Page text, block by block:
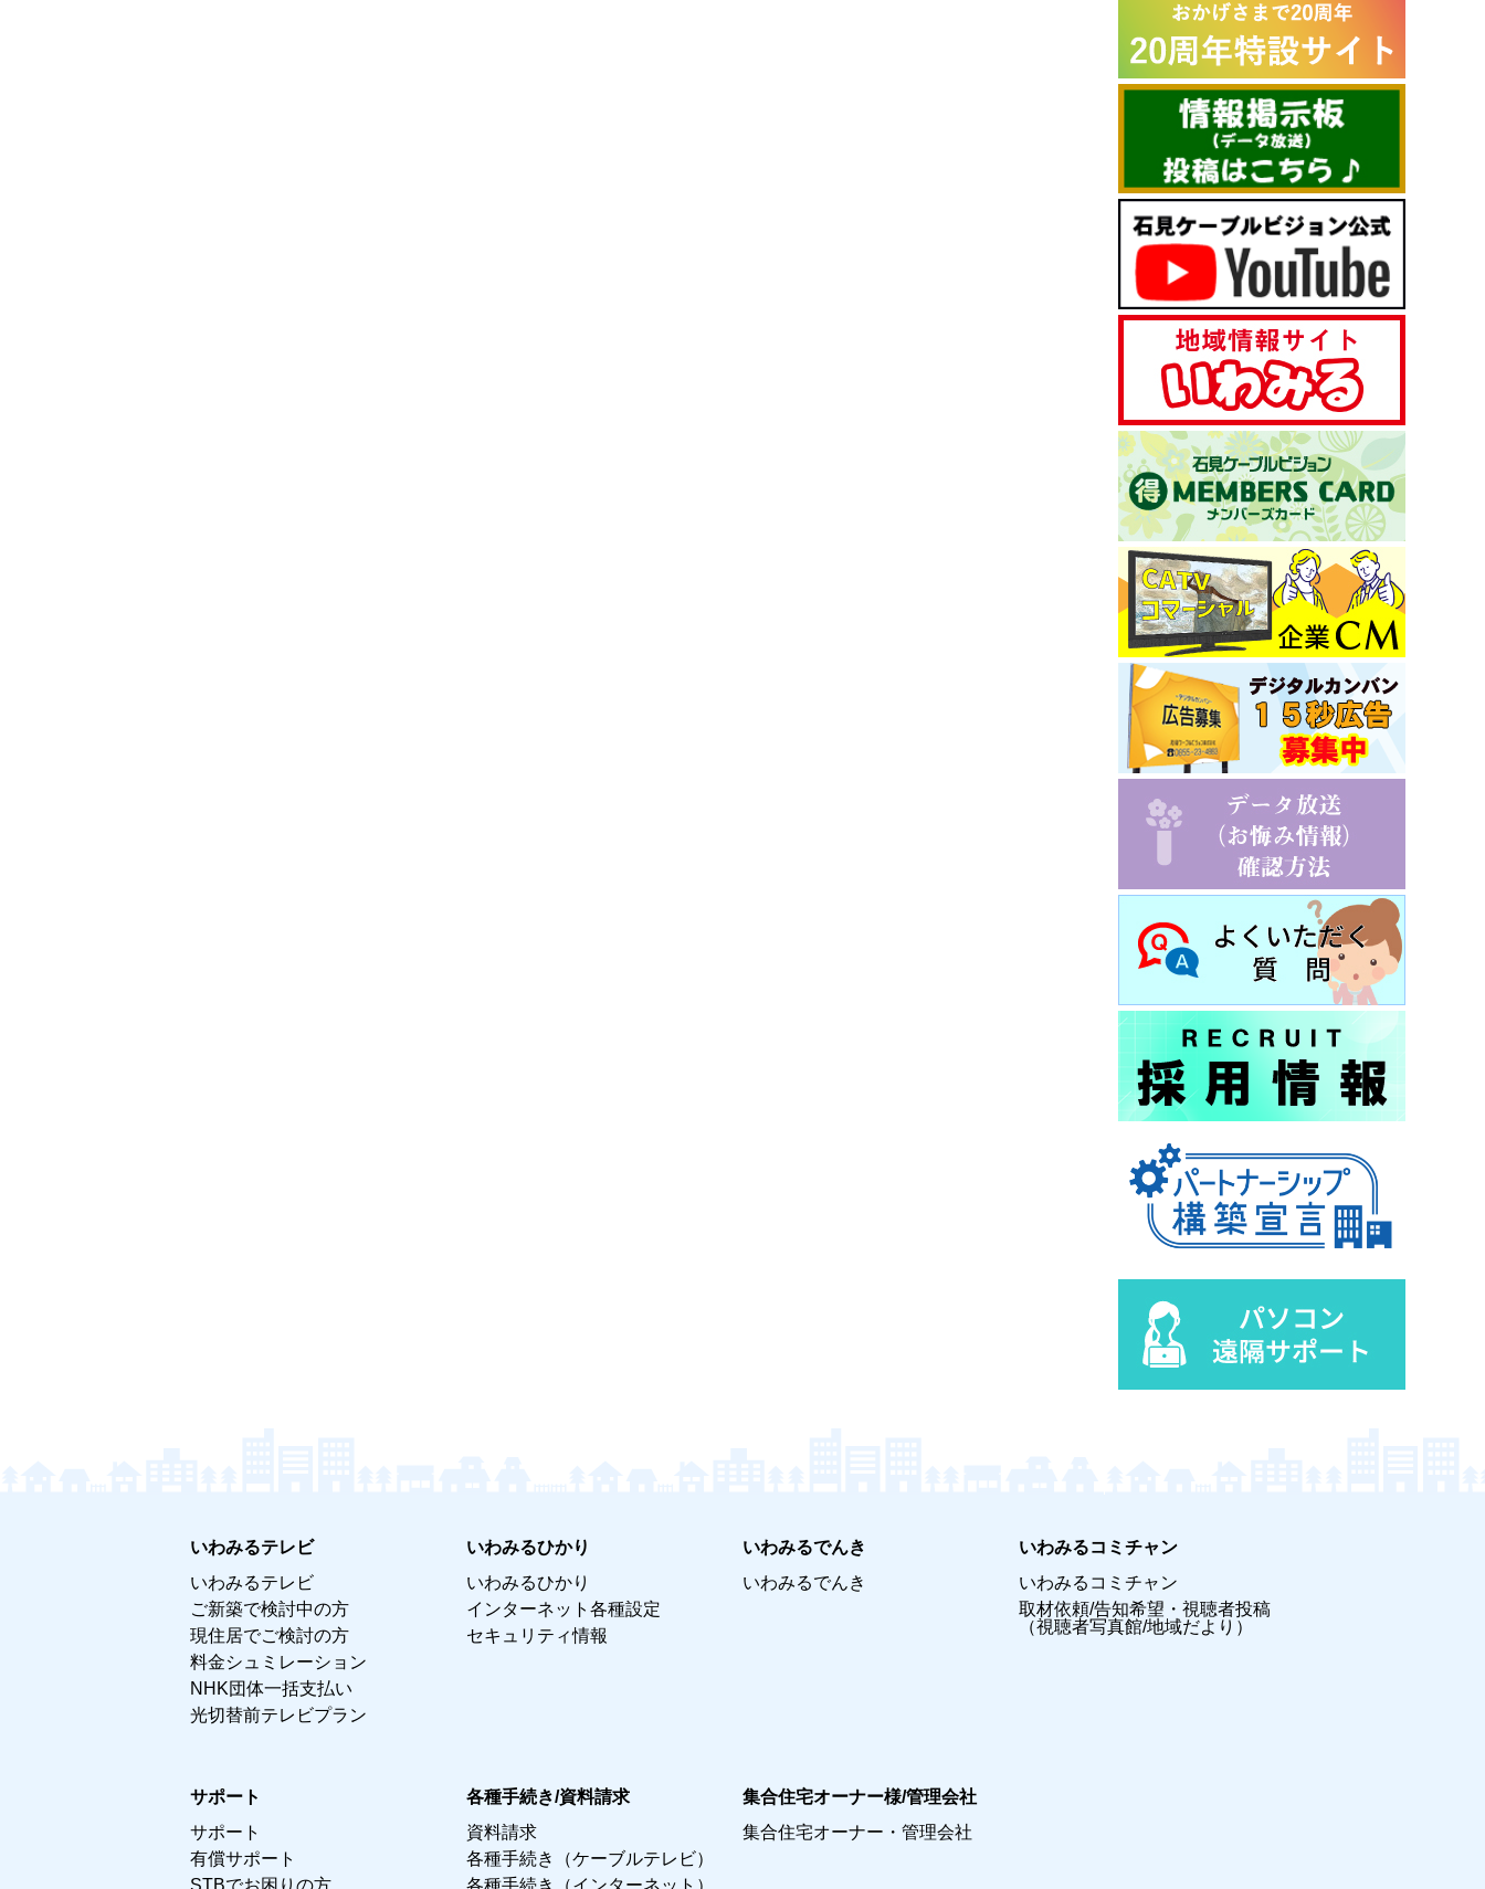
いわみるテレビ
いわみるテレビ
ご新築で検討中の方
現住居でご検討の方
料金シュミレーション
NHK団体一括支払い
光切替前テレビプラン
いわみるひかり
いわみるひかり
インターネット各種設定
セキュリティ情報
いわみるでんき
いわみるでんき
いわみるコミチャン
いわみるコミチャン
取材依頼/告知希望・視聴者投稿
（視聴者写真館/地域だより）
サポート
サポート
有償サポート
STBでお困りの方
各種手続き/資料請求
資料請求
各種手続き（ケーブルテレビ）
各種手続き（インターネット）
集合住宅オーナー様/管理会社
集合住宅オーナー・管理会社